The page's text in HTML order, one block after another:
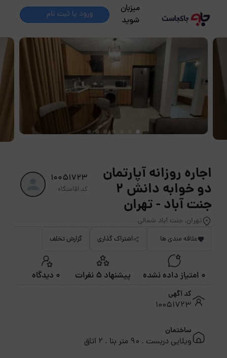
میزبان
شوید
ورود یا ثبت نام
اجاره روزانه آپارتمان
دو خوابه دانش 2
جنت آباد - تهران
تهران, جنت آباد شمالی
10051723
کد اقامتگاه
علاقه مندی ها اشتراک گذاری گزارش تخلف
0 امتیاز داده نشده پیشنهاد 5 نفرات 0 دیدگاه
کد آگهی
10051723
ساختمان
ویلایی دربست . 90 متر بنا . 2 اتاق